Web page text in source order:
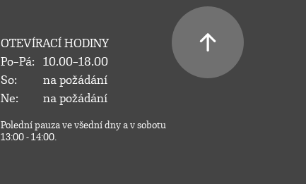
OTEVÍRACÍ HODINY
Po–Pá:
10.00–18.00
So:
na požádání
Ne:
na požádání
Polední pauza ve všední dny a v sobotu
13:00 - 14:00.